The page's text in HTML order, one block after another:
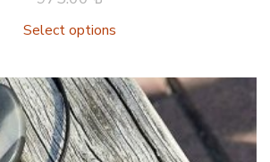
Select options